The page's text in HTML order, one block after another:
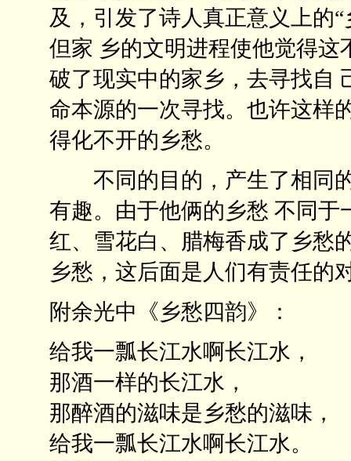
及，引发了诗人真正意义上的
但家 乡的文明进程使他觉得
破了现实中的家乡，去寻找自
命本源的一次寻找。也许这样
得化不开的乡愁。
不同的目的，产生了相同的
有趣。由于他俩的乡愁 不同
红、雪花白、腊梅香成了乡愁
乡愁，这后面是人们有责任的
附余光中《乡愁四韵》：
给我一瓢长江水啊长江水，
那酒一样的长江水，
那醉酒的滋味是乡愁的滋味，
给我一瓢长江水啊长江水。